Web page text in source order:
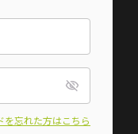
を忘れた方はこちら